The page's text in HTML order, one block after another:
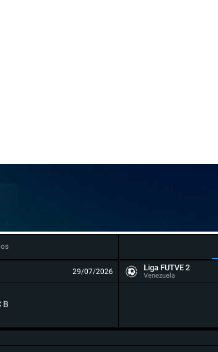
29/07/2026
B
Liga FUTVE 2
Venezuela